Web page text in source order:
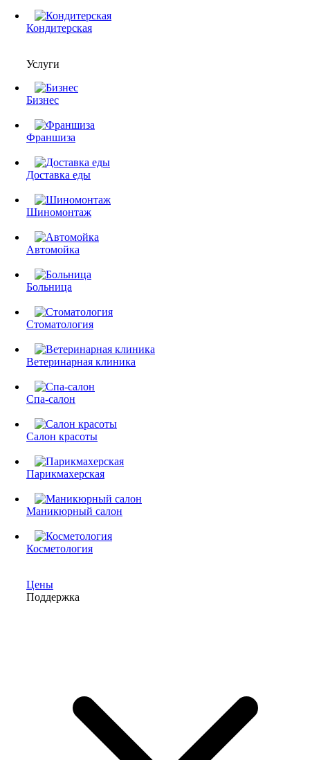
Кондитерская
Услуги
Бизнес
Франшиза
Доставка еды
Шиномонтаж
Автомойка
Больница
Стоматология
Ветеринарная клиника
Спа-салон
Салон красоты
Парикмахерская
Маникюрный салон
Косметология
Цены
Поддержка